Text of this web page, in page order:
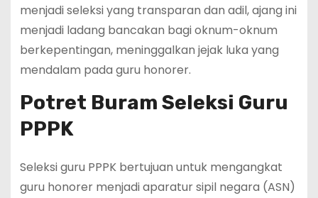
menjadi seleksi yang transparan dan adil, ajang ini
menjadi ladang bancakan bagi oknum-oknum
berkepentingan, meninggalkan jejak luka yang
mendalam pada guru honorer.
Potret Buram Seleksi Guru
PPPK
Seleksi guru PPPK bertujuan untuk mengangkat
guru honorer menjadi aparatur sipil negara (ASN)